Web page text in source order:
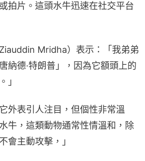
拍片。這頭水牛迅速在社交平台
Mridha）表示：「我弟弟
納德·特朗普」，因為它額頭上的
」
外表引人注目，但個性非常溫
牛，這類動物通常性情溫和，除
會主動攻擊，」